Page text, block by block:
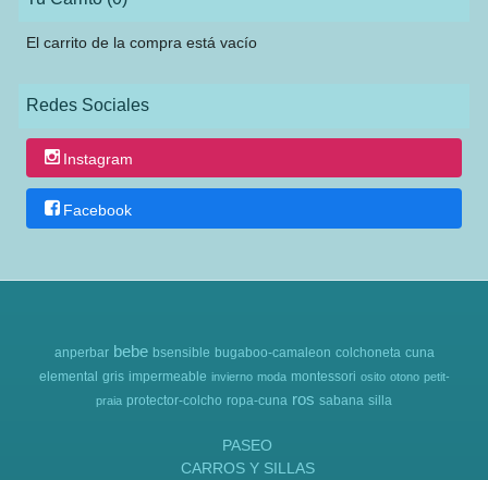
El carrito de la compra está vacío
Redes Sociales
Instagram
Facebook
anperbar bebe bsensible bugaboo-camaleon colchoneta cuna
elemental gris impermeable invierno moda montessori osito otono petit-
praia protector-colcho ropa-cuna ros sabana silla
PASEO
CARROS Y SILLAS